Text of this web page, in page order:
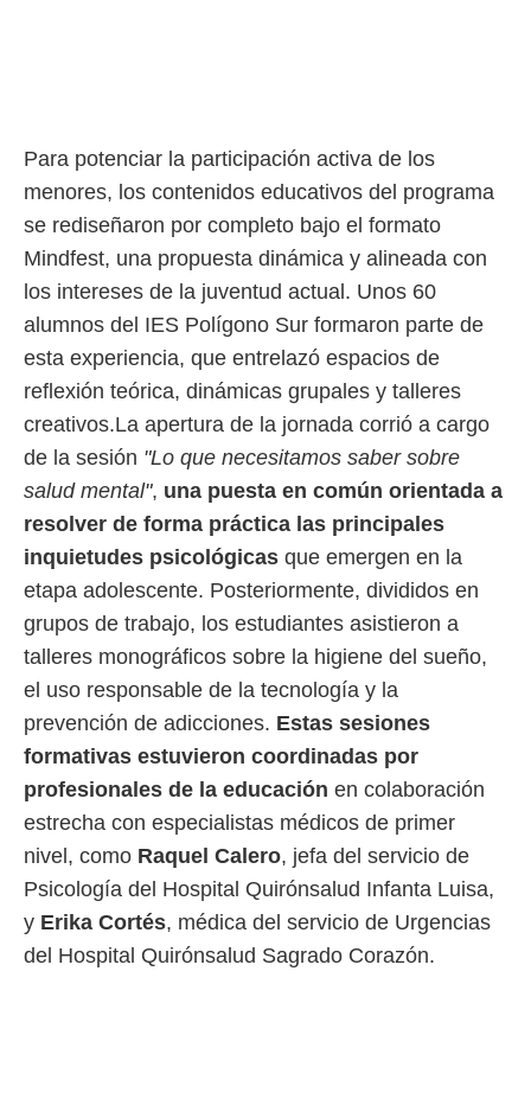
no
acceder a
a
abono
únicos
similares
como
IP
de
traten tus
interés
a lo que
Para
su
u
datos
momento
Para potenciar la participación activa de los
menores, los contenidos educativos del programa
se rediseñaron por completo bajo el formato
Mindfest, una propuesta dinámica y alineada con
los intereses de la juventud actual. Unos 60
alumnos del IES Polígono Sur formaron parte de
esta experiencia, que entrelazó espacios de
reflexión teórica, dinámicas grupales y talleres
creativos.La apertura de la jornada corrió a cargo
de la sesión "Lo que necesitamos saber sobre
salud mental", una puesta en común orientada a
resolver de forma práctica las principales
inquietudes psicológicas que emergen en la
etapa adolescente. Posteriormente, divididos en
grupos de trabajo, los estudiantes asistieron a
talleres monográficos sobre la higiene del sueño,
el uso responsable de la tecnología y la
prevención de adicciones. Estas sesiones
formativas estuvieron coordinadas por
profesionales de la educación en colaboración
estrecha con especialistas médicos de primer
nivel, como Raquel Calero, jefa del servicio de
Psicología del Hospital Quirónsalud Infanta Luisa,
y Erika Cortés, médica del servicio de Urgencias
del Hospital Quirónsalud Sagrado Corazón.